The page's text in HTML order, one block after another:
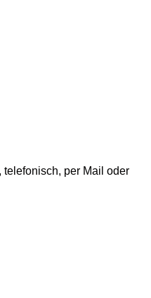
per Mail oder